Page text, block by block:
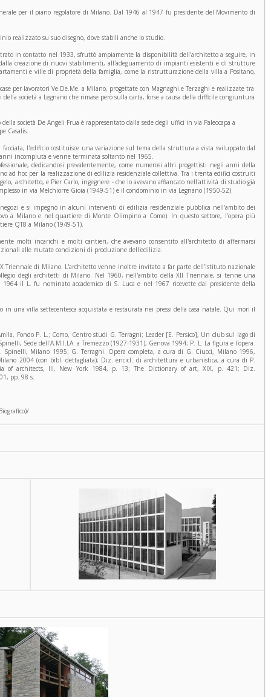
per il piano regolatore di Milano. Dal 1946 al 1947 fu presidente del Movimento di
realizzato su suo disegno, dove stabilì anche lo studio.
in contatto nel 1933, sfruttò ampiamente la disponibilità dell'architetto a seguire, in
creazione di nuovi stabilimenti, all'adeguamento di impianti esistenti e di strutture
e ville di proprietà della famiglia, come la ristrutturazione della villa a Positano,
per lavoratori Ve.De.Me. a Milano, progettate con Magnaghi e Terzaghi e realizzate tra
società a Legnano che rimase però sulla carta, forse a causa della difficile congiuntura
società De Angeli Frua è rappresentato dalla sede degli uffici in via Paleocapa a
Casalis.
l'edificio costituisce una variazione sul tema della struttura a vista sviluppato dal
incompiuta e venne terminata soltanto nel 1965.
dedicandosi prevalentemente, come numerosi altri progettisti negli anni della
ad hoc per la realizzazione di edilizia residenziale collettiva. Tra i trenta edifici costruiti
architetto, e Pier Carlo, ingegnere - che lo avevano affiancato nell'attività di studio già
in via Melchiorre Gioia (1949-51) e il condominio in via Legnano (1950-52).
e si impegnò in alcuni interventi di edilizia residenziale pubblica nell'ambito dei
a Milano e nel quartiere di Monte Olimpino a Como). In questo settore, l'opera più
QT8 a Milano (1949-51).
molti incarichi e molti cantieri, che avevano consentito all'architetto di affermarsi
alle mutate condizioni di produzione dell'edilizia.
Triennale di Milano. L'architetto venne inoltre invitato a far parte dell'Istituto nazionale
degli architetti di Milano. Nel 1960, nell'ambito della XII Triennale, si tenne una
il L. fu nominato accademico di S. Luca e nel 1967 ricevette dal presidente della
una villa settecentesca acquistata e restaurata nei pressi della casa natale. Qui morì il
Fondo P. L.; Como, Centro studi G. Terragni; Leader [E. Persico], Un club sul lago di
Sede dell'A.M.I.LA. a Tremezzo (1927-1931), Genova 1994; P. L. La figura e l'opera.
Milano 1995; G. Terragni. Opera completa, a cura di G. Ciucci, Milano 1996,
2004 (con bibl. dettagliata); Diz. encicl. di architettura e urbanistica, a cura di P.
of architects, III, New York 1984, p. 13; The Dictionary of art, XIX, p. 421; Diz.
pp. 98 s.